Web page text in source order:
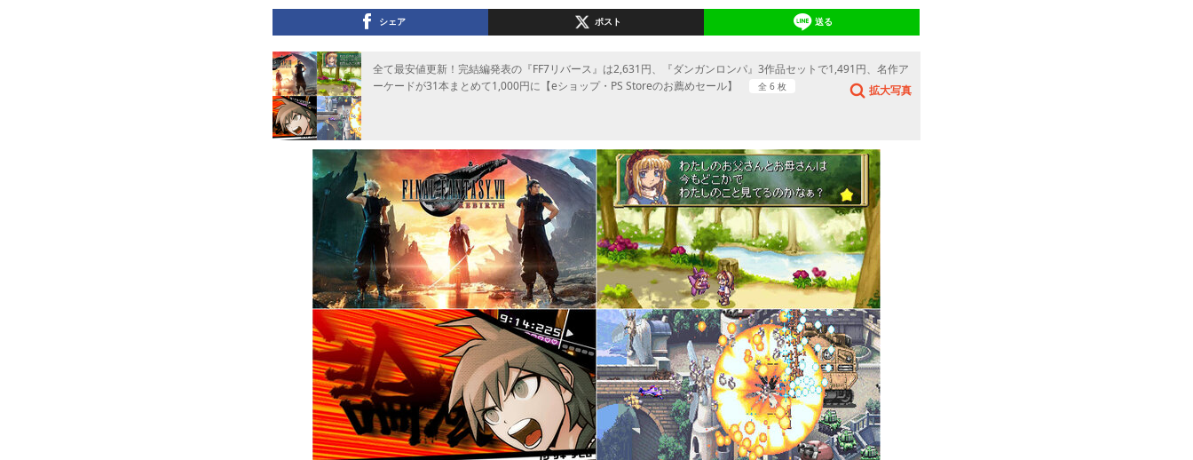
シェア ポスト 送る
全て最安値更新！完結編発表の『FF7リバース』は2,631円、『ダンガンロンパ』3作品セットで1,491円、名作ア
ーケードが31本まとめて1,000円に【eショップ・PS Storeのお薦めセール】
全 6 枚 拡大写真